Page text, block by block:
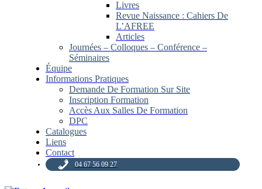
Livres
Revue Naissance : Cahiers De
L’AFREE
Articles
Journées – Colloques – Conférence –
Séminaires
Équipe
Informations Pratiques
Demande De Formation Sur Site
Inscription Formation
Accès Aux Salles De Formation
DPC
Catalogues
Liens
Contact
04 67 56 09 27